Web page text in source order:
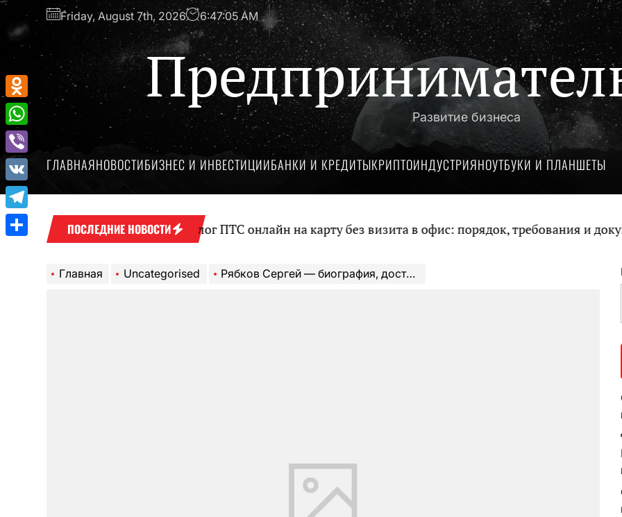
Перейти
содержимому
Friday, August 7th, 2026 6:47:06 AM
Развитие бизнеса
ГЛАВНАЯНОВОСТИБИЗНЕС И ИНВЕСТИЦИИБАНКИ И КРЕДИТЫКРИПТОИНДУСТРИЯНОУТБУКИ И ПЛАНШЕТЫ
ПОСЛЕДНИЕ НОВОСТИ
займа под залог ПТС онлайн на карту без визита в офис: порядок, требования и документы
Главная Uncategorised Рябков Сергей — биография, достижения, интересные факты Сайт компании Рябков
Odnoklassniki
WhatsApp
Viber
VK
Telegram
Отправить